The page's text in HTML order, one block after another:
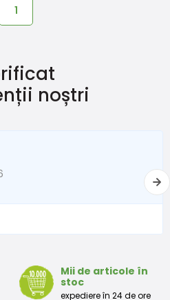
1
noștri
Mii de articole în
stoc
expediere în 24 de ore